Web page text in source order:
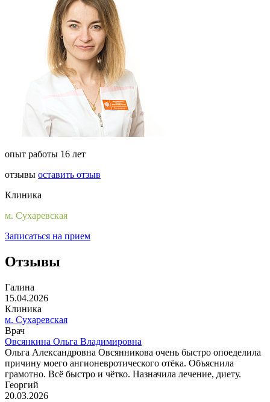
опыт работы 16 лет
отзывы оставить отзыв
Клиника
м. Сухаревская
Записаться на прием
Отзывы
Галина
15.04.2026
Клиника
м. Сухаревская
Врач
Овсянкина Ольга Владимировна
Ольга Александровна Овсянникова очень быстро опоеделила
причину моего ангионевротического отёка. Объяснила
грамотно. Всё быстро и чётко. Назначила лечение, диету.
Георгий
20.03.2026